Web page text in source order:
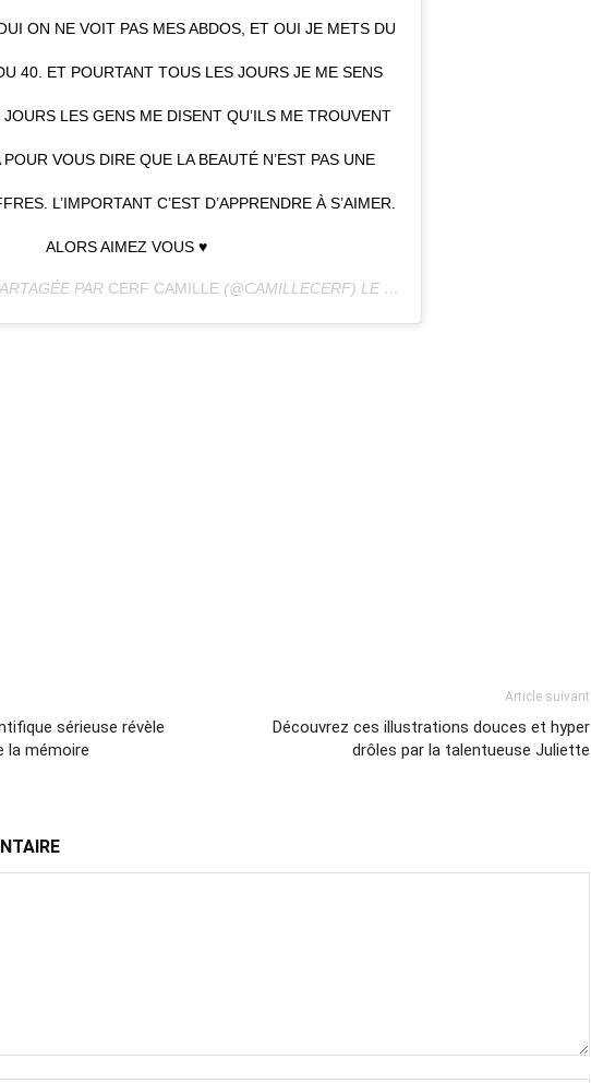
ON NE VOIT PAS MES ABDOS, ET OUI JE METS DU
40. ET POURTANT TOUS LES JOURS JE ME SENS
LES GENS ME DISENT QU’ILS ME TROUVENT
VOUS DIRE QUE LA BEAUTÉ N’EST PAS UNE
L’IMPORTANT C’EST D’APPRENDRE À S’AIMER.
ALORS AIMEZ VOUS ♥️
PAR CERF CAMILLE (@CAMILLECERF) LE 26 MAI 2018 À 5 :29 PDT
sérieuse révèle
la mémoire
Article suivant
Découvrez ces illustrations douces et hyper
drôles par la talentueuse Juliette